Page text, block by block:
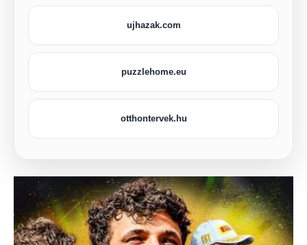
ujhazak.com
puzzlehome.eu
otthontervek.hu